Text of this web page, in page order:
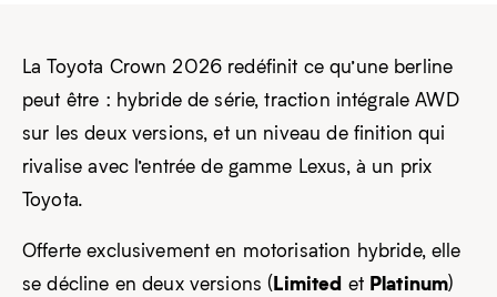
La Toyota Crown 2026 redéfinit ce qu’une berline
peut être : hybride de série, traction intégrale AWD
sur les deux versions, et un niveau de finition qui
rivalise avec l’entrée de gamme Lexus, à un prix
Toyota.
Offerte exclusivement en motorisation hybride, elle
se décline en deux versions (Limited et Platinum)